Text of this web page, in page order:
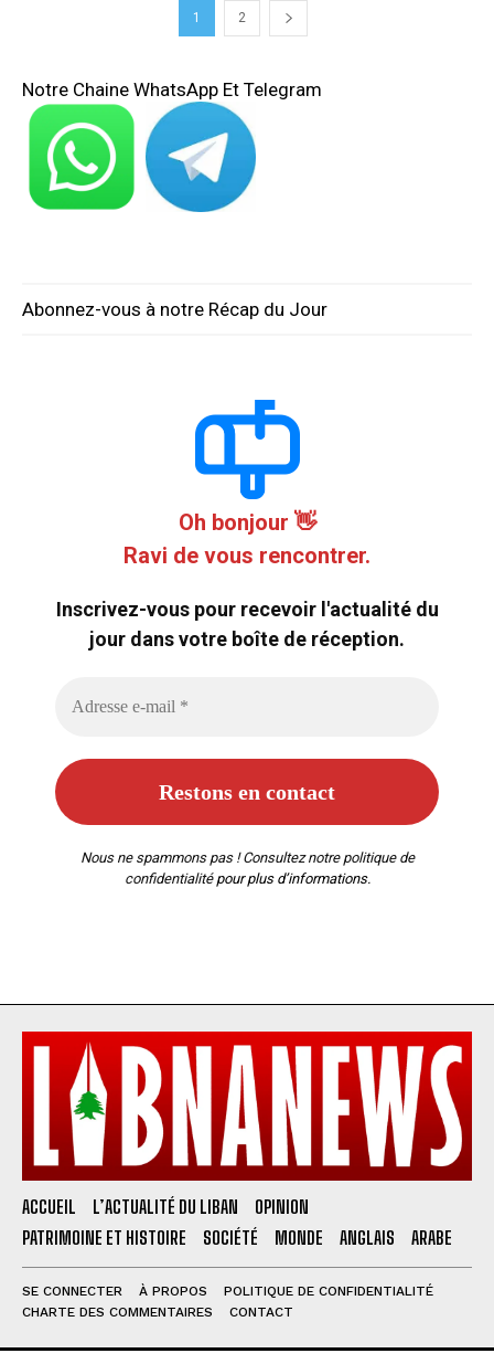
1 2
Notre Chaine WhatsApp Et Telegram
Abonnez-vous à notre Récap du Jour
Oh bonjour 👋
Ravi de vous rencontrer.
Inscrivez-vous pour recevoir l'actualité du
jour dans votre boîte de réception.
Nous ne spammons pas ! Consultez notre politique de
confidentialitépour plus d’informations.
ACCUEIL L’ACTUALITÉ DU LIBAN
OPINION
PATRIMOINE ET HISTOIRE
SOCIÉTÉ MONDE ANGLAIS ARABE
SE CONNECTER À PROPOS
POLITIQUE DE CONFIDENTIALITÉ
CHARTE DES COMMENTAIRES
CONTACT